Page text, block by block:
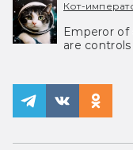
Кот-
Emperor of
are